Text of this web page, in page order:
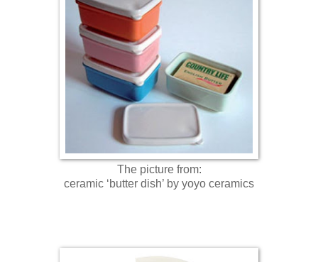
The picture from:
ceramic ‘butter dish’ by yoyo ceramics